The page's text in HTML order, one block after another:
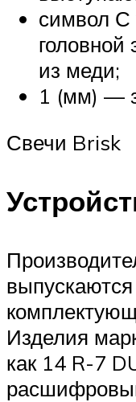
символ С
головной
из меди;
1 (мм) —
Свечи Brisk
Изделия
как 14 R-7